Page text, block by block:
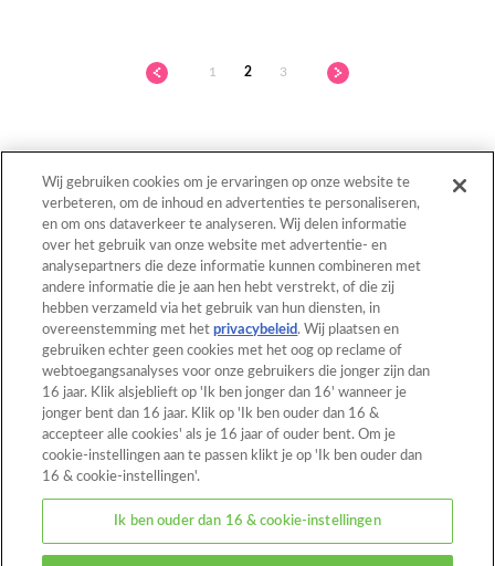
1 2 3
Terug naar boven
Home Catalogus
Patronen Wat is Aquabeads?
Over deze website
Privacybeleid
Cookies
Wij gebruiken cookies om je ervaringen op onze website te
verbeteren, om de inhoud en advertenties te personaliseren,
en om ons dataverkeer te analyseren. Wij delen informatie
over het gebruik van onze website met advertentie- en
analysepartners die deze informatie kunnen combineren met
andere informatie die je aan hen hebt verstrekt, of die zij
hebben verzameld via het gebruik van hun diensten, in
overeenstemming met hetprivacybeleid. Wij plaatsen en
gebruiken echter geen cookies met het oog op reclame of
webtoegangsanalyses voor onze gebruikers die jonger zijn dan
16 jaar. Klik alsjeblieft op 'Ik ben jonger dan 16' wanneer je
jonger bent dan 16 jaar. Klik op 'Ik ben ouder dan 16 &
accepteer alle cookies' als je 16 jaar of ouder bent. Om je
cookie-instellingen aan te passen klikt je op 'Ik ben ouder dan
16 & cookie-instellingen'.
Ik ben ouder dan 16 & cookie-instellingen